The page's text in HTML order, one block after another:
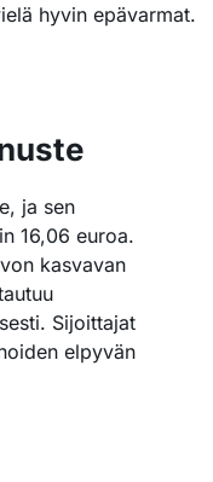
hyvin epävarmat.
ja sen
16,06 euroa.
kasvavan
Sijoittajat
elpyvän